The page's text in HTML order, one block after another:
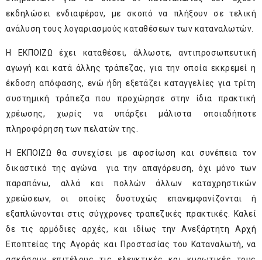
εκδηλώσει ενδιαφέρον, με σκοπό να πλήξουν σε τελική
ανάλυση τους λογαριασμούς καταθέσεων των καταναλωτών.
Η ΕΚΠΟΙΖΩ έχει καταθέσει, άλλωστε, αντιπροσωπευτική
αγωγή και κατά άλλης τράπεζας, για την οποία εκκρεμεί η
έκδοση απόφασης, ενώ ήδη εξετάζει καταγγελίες για τρίτη
συστημική τράπεζα που προχώρησε στην ίδια πρακτική
χρέωσης, χωρίς να υπάρξει μάλιστα οποιαδήποτε
πληροφόρηση των πελατών της.
Η ΕΚΠΟΙΖΩ θα συνεχίσει με αφοσίωση και συνέπεια τον
δικαστικό της αγώνα για την απαγόρευση, όχι μόνο των
παραπάνω, αλλά και πολλών άλλων καταχρηστικών
χρεώσεων, οι οποίες δυστυχώς επανεμφανίζονται ή
εξαπλώνονται στις σύγχρονες τραπεζικές πρακτικές. Καλεί
δε τις αρμόδιες αρχές, και ιδίως την Ανεξάρτητη Αρχή
Εποπτείας της Αγοράς και Προστασίας του Καταναλωτή, να